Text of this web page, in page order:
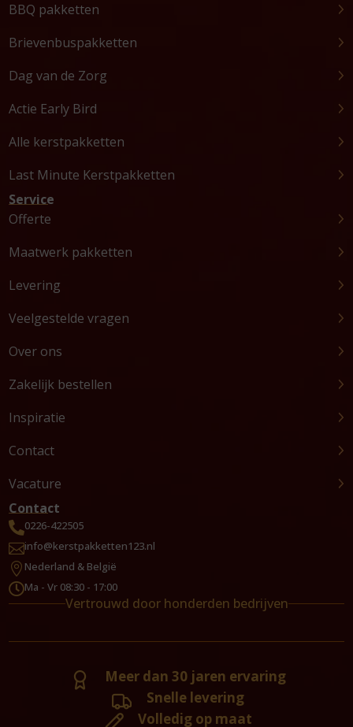
BBQ pakketten
Brievenbuspakketten
Dag van de Zorg
Actie Early Bird
Alle kerstpakketten
Last Minute Kerstpakketten
Service
Offerte
Maatwerk pakketten
Levering
Veelgestelde vragen
Over ons
Zakelijk bestellen
Inspiratie
Contact
Vacature
Contact
0226-422505
info@kerstpakketten123.nl
 Nederland & België
Ma - Vr 08:30 - 17:00
Vertrouwd door honderden bedrijven
Meer dan 30 jaren ervaring
Snelle levering
Volledig op maat